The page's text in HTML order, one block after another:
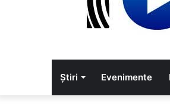
Știri Evenimente